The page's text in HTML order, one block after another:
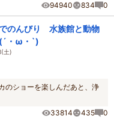
94940
834 0
のんびり 水族館と動物
(´・ω・`)
土)
のショーを楽しんだあと、浄
33814
435 0